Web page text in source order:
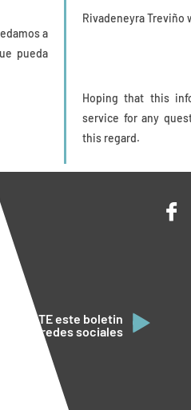
a
pueda
Rivadeneyra Treviño
Hoping that this
service for any
this regard.
este boletin
en tus redes sociales